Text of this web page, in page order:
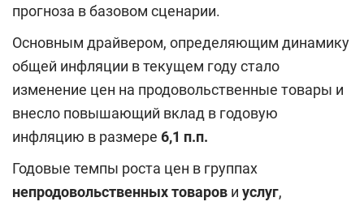
прогноза в базовом сценарии.
Основным драйвером, определяющим динамику
общей инфляции в текущем году стало
изменение цен на продовольственные товары и
внесло повышающий вклад в годовую
инфляцию в размере 6,1 п.п.
Годовые темпы роста цен в группах
непродовольственных товаров и услуг,